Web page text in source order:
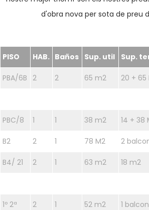
d'obra nova per sota de preu
PISO HAB. Baños Sup. util Sup.
PBA/6B 2 2 65 m2 20 + 65
PBC/8 1 1 38 m2 14 + 38
B2 2 1 78 M2 2
B4/ 21 2 1 63 m2 18 m2
1º 2ª 2 1 52 m2 1 balcon